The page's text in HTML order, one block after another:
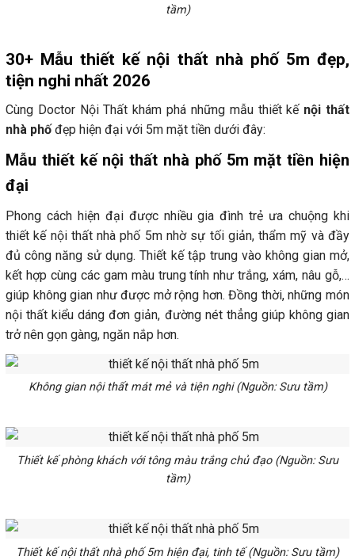
tầm)
30+ Mẫu thiết kế nội thất nhà phố 5m đẹp,
tiện nghi nhất 2026
Cùng Doctor Nội Thất khám phá những mẫu thiết kếnội thất
nhà phố đẹp hiện đại với 5m mặt tiền dưới đây:
Mẫu thiết kế nội thất nhà phố 5m mặt tiền hiện
đại
Phong cách hiện đại được nhiều gia đình trẻ ưa chuộng khi
thiết kế nội thất nhà phố 5m nhờ sự tối giản, thẩm mỹ và đầy
đủ công năng sử dụng. Thiết kế tập trung vào không gian mở,
kết hợp cùng các gam màu trung tính như trắng, xám, nâu gỗ,…
giúp không gian như được mở rộng hơn. Đồng thời, những món
nội thất kiểu dáng đơn giản, đường nét thẳng giúp không gian
trở nên gọn gàng, ngăn nắp hơn.
Không gian nội thất mát mẻ và tiện nghi (Nguồn: Sưu tầm)
Thiết kế phòng khách với tông màu trắng chủ đạo (Nguồn: Sưu
tầm)
Thiết kế nội thất nhà phố 5m hiện đại, tinh tế (Nguồn: Sưu tầm)